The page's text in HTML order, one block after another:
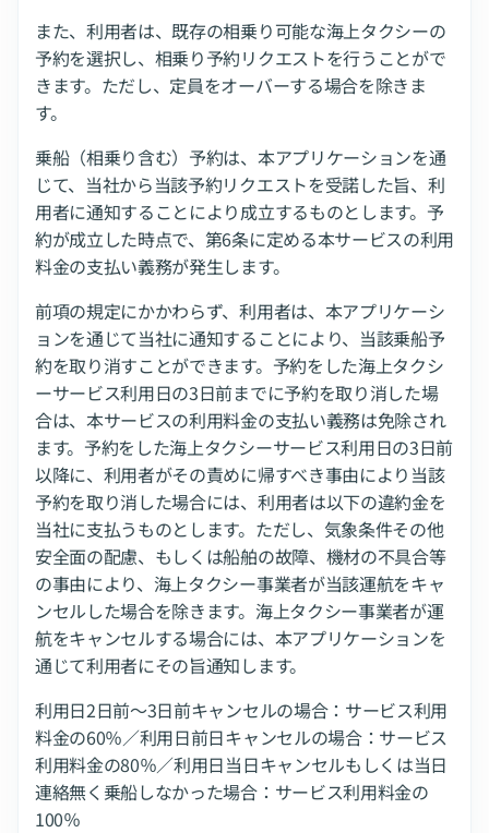
また、利用者は、既存の相乗り可能な海上タクシーの
予約を選択し、相乗り予約リクエストを行うことがで
きます。ただし、定員をオーバーする場合を除きま
す。
乗船（相乗り含む）予約は、本アプリケーションを通
じて、当社から当該予約リクエストを受諾した旨、利
用者に通知することにより成立するものとします。予
約が成立した時点で、第6条に定める本サービスの利用
料金の支払い義務が発生します。
前項の規定にかかわらず、利用者は、本アプリケーシ
ョンを通じて当社に通知することにより、当該乗船予
約を取り消すことができます。予約をした海上タクシ
ーサービス利用日の3日前までに予約を取り消した場
合は、本サービスの利用料金の支払い義務は免除され
ます。予約をした海上タクシーサービス利用日の3日前
以降に、利用者がその責めに帰すべき事由により当該
予約を取り消した場合には、利用者は以下の違約金を
当社に支払うものとします。ただし、気象条件その他
安全面の配慮、もしくは船舶の故障、機材の不具合等
の事由により、海上タクシー事業者が当該運航をキャ
ンセルした場合を除きます。海上タクシー事業者が運
航をキャンセルする場合には、本アプリケーションを
通じて利用者にその旨通知します。
利用日2日前～3日前キャンセルの場合：サービス利用
料金の60％／利用日前日キャンセルの場合：サービス
利用料金の80％／利用日当日キャンセルもしくは当日
連絡無く乗船しなかった場合：サービス利用料金の
100％